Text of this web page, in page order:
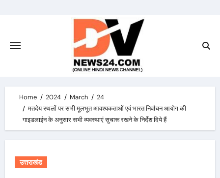
Home 2024 March
24
मतदेय स्थलों पर सभी मूलभूत आवश्यकताओं एवं भारत निर्वाचन आयोग की
गाइडलाईन के अनुसार सभी व्यवस्थाएं सुचारू रखने के निर्देश दिये हैं
उत्तराखंड